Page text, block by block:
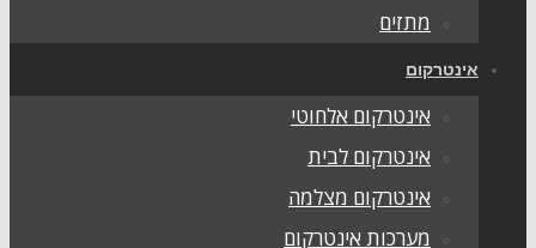
מתזים
אינטרקום
אינטרקום אלחוטי
אינטרקום לבית
אינטרקום מצלמה
מערכות אינטרקום